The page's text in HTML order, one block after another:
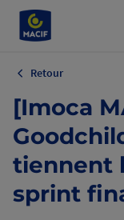
Retour
[Imoca
tiennent
sprint